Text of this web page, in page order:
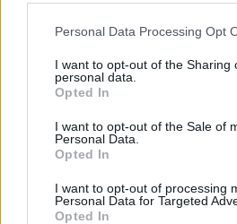
Please note that this website/app
not limited to your visit or usage
grant or deny consent to Google
use your data for below specified
consent section.
Personal Data Processing Opt
I want to opt-out of the Sharing
personal data.
Opted In
I want to opt-out of the Sale of
Personal Data.
Opted In
I want to opt-out of processing
Personal Data for Targeted
Opted In
REDAKCJA
REKLAMA
POLITYKA PRYWATNOŚCI